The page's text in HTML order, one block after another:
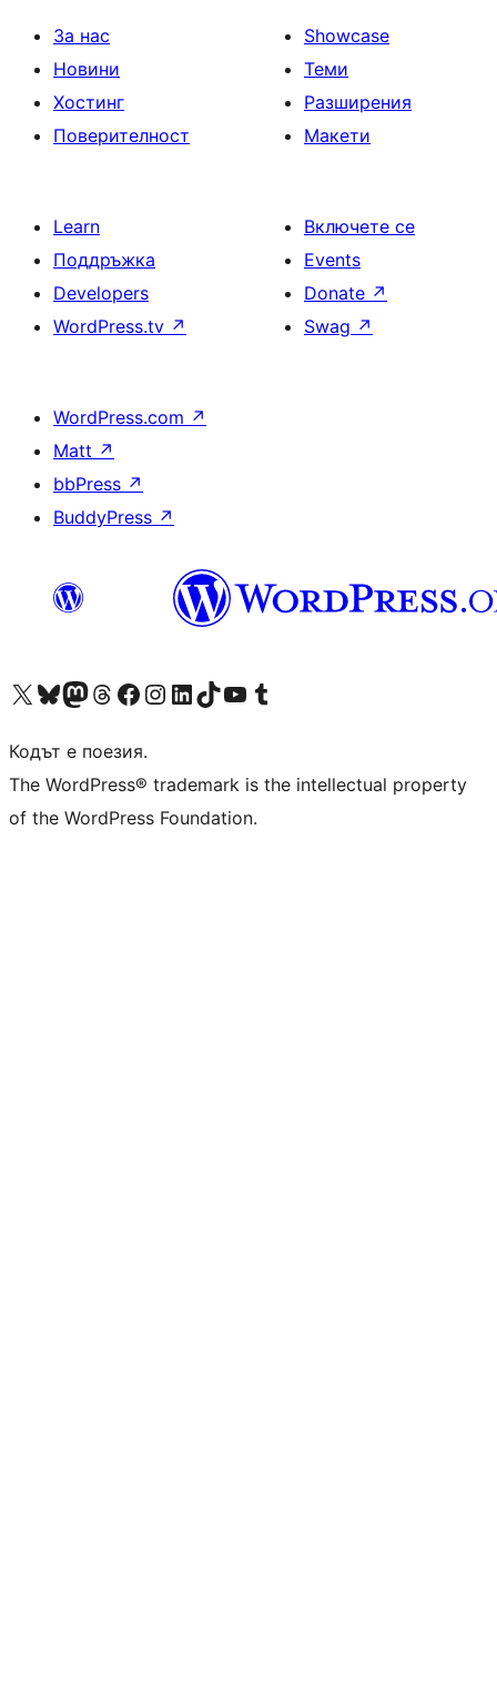
За нас
Новини
Хостинг
Поверителност
Showcase
Теми
Разширения
Макети
Learn
Поддръжка
Developers
WordPress.tv ↗
Включете се
Events
Donate ↗
Swag ↗
WordPress.com ↗
Matt ↗
bbPress ↗
BuddyPress ↗
Visit our X (formerly Twitter) account
Visit our Bluesky account
Visit our Mastodon account
Visit our Threads account
Посетете нашата страница във Facebook
Посетете нашия профил в Instagram
Посетете нашия профил в LinkedIn
Visit our TikTok account
Visit our YouTube channel
Visit our Tumblr account
Кодът е поезия.
The WordPress® trademark is the intellectual property
of the WordPress Foundation.